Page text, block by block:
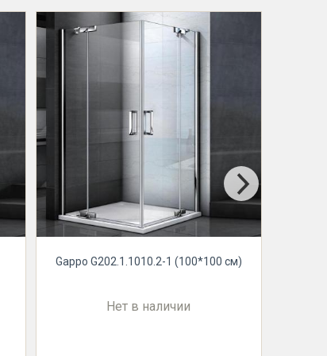
Gappo G202.1.1010.2-1 (100*100 см)
Нет в наличии